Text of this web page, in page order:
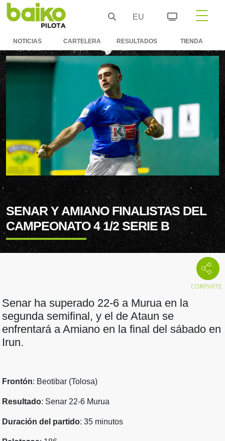
EU
NOTICIAS CARTELERA RESULTADOS TIENDA
SENAR Y AMIANO FINALISTAS DEL
CAMPEONATO 4 1/2 SERIE B
Senar ha superado 22-6 a Murua en la
segunda semifinal, y el de Ataun se
enfrentará a Amiano en la final del sábado en
Irun.
Frontón: Beotibar (Tolosa)
Resultado: Senar 22-6 Murua
Duración del partido: 35 minutos